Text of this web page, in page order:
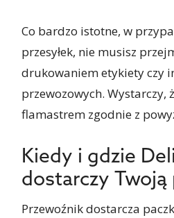
Co bardzo istotne, w
przesyłek, nie musisz
drukowaniem etykiety czy
przewozowych. Wystarczy,
flamastrem zgodnie z
Kiedy i gdzie
dostarczy Twoją
Przewoźnik dostarcza